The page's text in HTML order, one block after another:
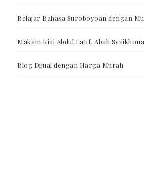
Belajar Bahasa Suroboyoan dengan
Makam Kiai Abdul Latif, Abah
Blog Dijual dengan Harga Murah